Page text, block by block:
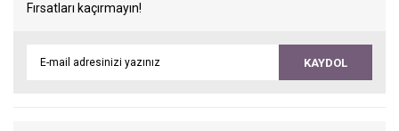
Fırsatları kaçırmayın!
KAYDOL